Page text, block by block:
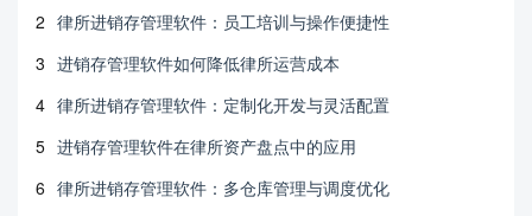
2 律所进销存管理软件：员工培训与操作便捷性
3 进销存管理软件如何降低律所运营成本
4 律所进销存管理软件：定制化开发与灵活配置
5 进销存管理软件在律所资产盘点中的应用
6 律所进销存管理软件：多仓库管理与调度优化